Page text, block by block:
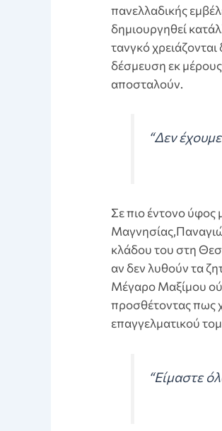
πανελλαδικής
δημιουργηθεί
τανγκό
δέσμευση εκ
αποσταλούν.
“Δεν
Σε πιο έντονο ύφος
κλάδου του στη
αν δεν λυθούν τα
Μέγαρο Μαξίμου
προσθέτοντας πως
επαγγελματικού
“Είμαστε